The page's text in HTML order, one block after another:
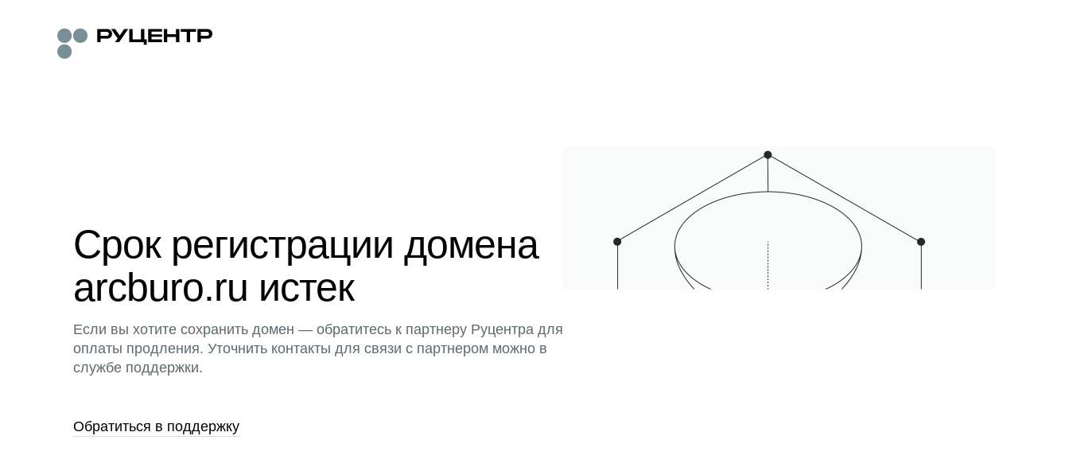
Срок регистрации домена
arcburo.ru истек
Если вы хотите сохранить домен — обратитесь к партнеру Руцентра для
оплаты продления. Уточнить контакты для связи с партнером можно в
службе поддержки.
Обратиться в поддержку